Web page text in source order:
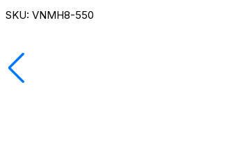
SKU: VNMH8-550